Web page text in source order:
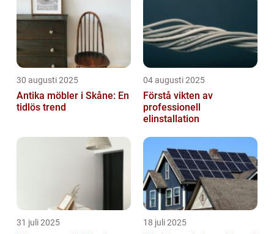
30 augusti 2025
Antika möbler i Skåne: En
tidlös trend
04 augusti 2025
Förstå vikten av
professionell
elinstallation
31 juli 2025 18 juli 2025